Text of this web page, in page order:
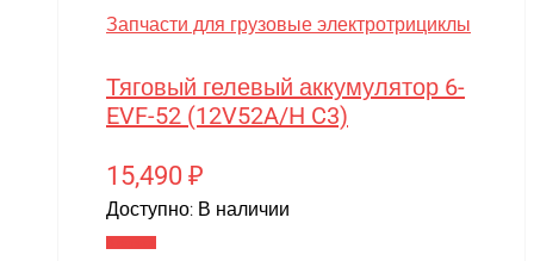
Запчасти для грузовые электротрициклы
Тяговый гелевый аккумулятор 6-
EVF-52 (12V52A/H C3)
15,490 ₽
Доступно: В наличии